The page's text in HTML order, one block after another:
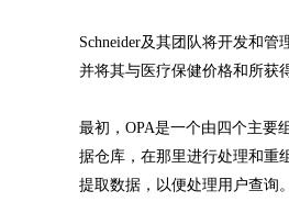
Schneider及其团队将开发和
并将其与医疗保健价格和所获
最初，OPA是一个由四个主要
据仓库，在那里进行处理和重
提取数据，以便处理用户查询。